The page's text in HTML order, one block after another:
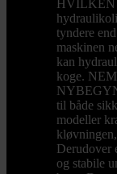
HVILKEN
tyndere
maskinen
kan
koge.
til både
modeller
Derudover
og stabile